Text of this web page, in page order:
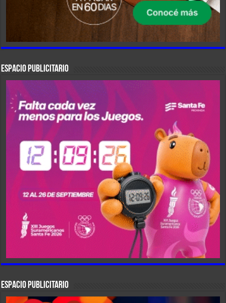
ESPACIO PUBLICITARIO
ESPACIO PUBLICITARIO